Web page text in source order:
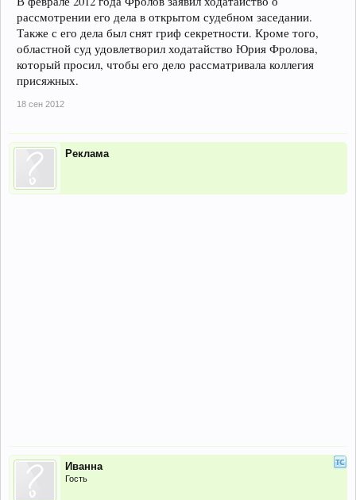
рассмотрении его дела в открытом судебном заседании.
Также с его дела был снят гриф секретности. Кроме того,
областной суд удовлетворил ходатайство Юрия Фролова,
который просил, чтобы его дело рассматривала коллегия
присяжных.
18 сен 2012
Реклама
Иванна
Гость